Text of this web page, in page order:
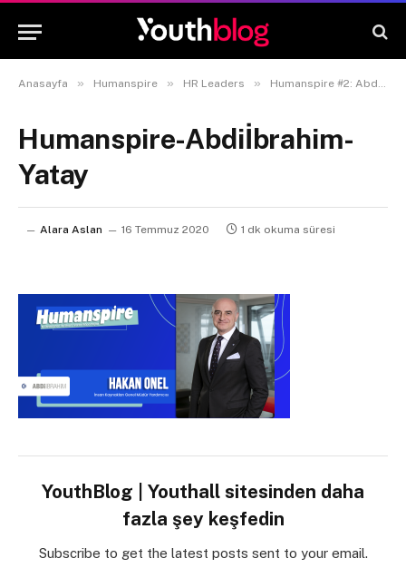
Anasayfa » Humanspire » HR Leaders » Humanspire #2: Abdi İbrahim İnsan Kaynakları GMY Hakan Onel
Humanspire-Abdiİbrahim-
Yatay
Alara Aslan 16 Temmuz 2020 1 dk okuma süresi
YouthBlog | Youthall sitesinden daha
fazla şey keşfedin
Subscribe to get the latest posts sent to your email.